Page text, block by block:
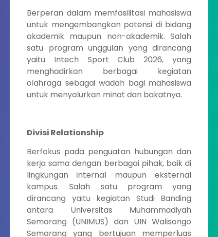
Berperan dalam memfasilitasi mahasiswa
untuk mengembangkan potensi di bidang
akademik maupun non-akademik. Salah
satu program unggulan yang dirancang
yaitu Intech Sport Club 2026, yang
menghadirkan berbagai kegiatan
olahraga sebagai wadah bagi mahasiswa
untuk menyalurkan minat dan bakatnya.
Divisi Relationship
Berfokus pada penguatan hubungan dan
kerja sama dengan berbagai pihak, baik di
lingkungan internal maupun eksternal
kampus. Salah satu program yang
dirancang yaitu kegiatan Studi Banding
antara Universitas Muhammadiyah
Semarang (UNIMUS) dan UIN Walisongo
Semarang yang bertujuan memperluas